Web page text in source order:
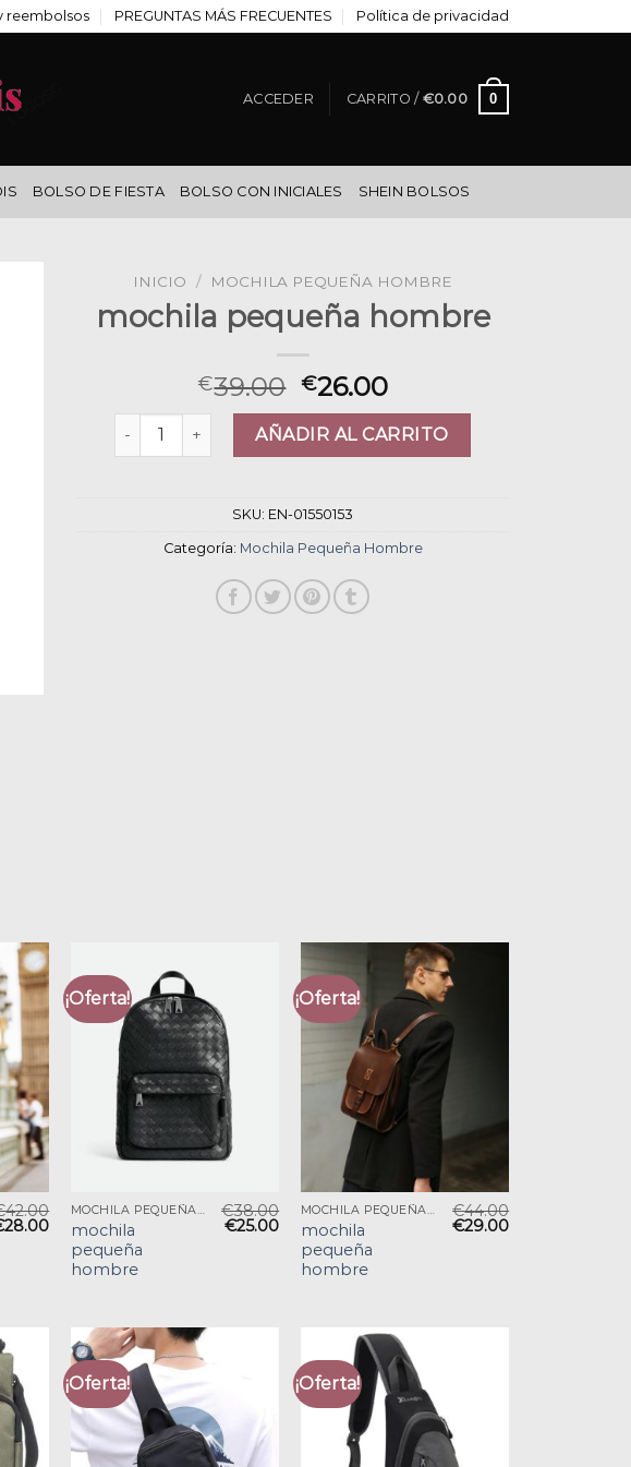
reembolsos PREGUNTAS MÁS FRECUENTES Política de privacidad
ACCEDER CARRITO / €0.00 0
BOLSO DE FIESTA BOLSO CON INICIALES SHEIN BOLSOS
INICIO / MOCHILA PEQUEÑA HOMBRE
mochila pequeña hombre
€39.00 €26.00
mochila pequeña hombre cantidad
AÑADIR AL CARRITO
SKU: EN-01550153
Categoría: Mochila Pequeña Hombre
42.00
28.00
¡Oferta!
MOCHILA PEQUEÑA HOMBRE
mochila
pequeña
hombre
€38.00
€25.00
¡Oferta!
MOCHILA PEQUEÑA HOMBRE
mochila
pequeña
hombre
€44.00
€29.00
¡Oferta! ¡Oferta!